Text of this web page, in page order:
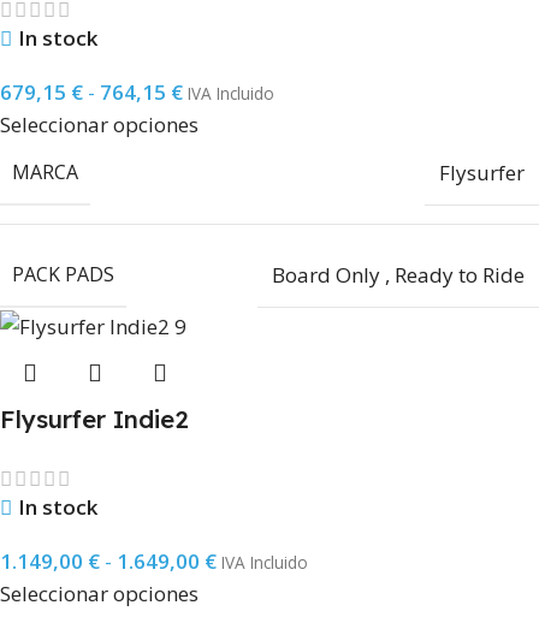
In stock
679,15 € - 764,15 € IVA Incluido
Seleccionar opciones
MARCA Flysurfer
PACK PADS Board Only , Ready to Ride
Flysurfer Indie2
In stock
1.149,00 € - 1.649,00 € IVA Incluido
Seleccionar opciones